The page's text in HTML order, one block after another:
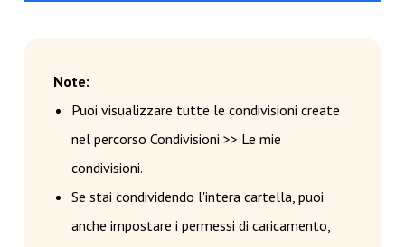
Note:
Puoi visualizzare tutte le condivisioni create
nel percorso Condivisioni >> Le mie
condivisioni.
Se stai condividendo l'intera cartella, puoi
anche impostare i permessi di caricamento,